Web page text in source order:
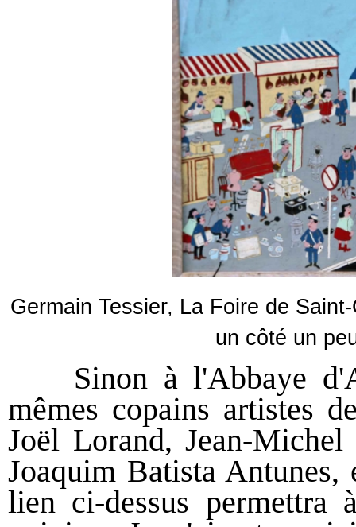
Germain Tessier, La Foire de
un côté un
Sinon à l'Abbaye
mêmes copains artistes
Joël Lorand, Jean-Michel
Joaquim Batista Antunes,
lien ci-dessus permettra